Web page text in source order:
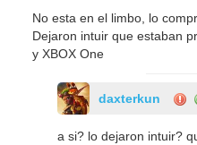
No esta en el limbo, lo
Dejaron intuir que estaban
y XBOX One
daxterkun
a si? lo dejaron intuir?